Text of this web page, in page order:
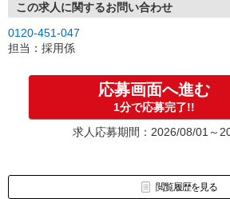
この求人に関するお問い合わせ
0120-451-047
担当：採用係
応募画面へ進む
1分で応募完了!!
求人応募期間：2026/08/01～
閲覧履歴を見る